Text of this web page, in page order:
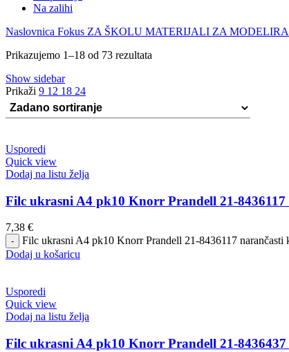
Na zalihi
Naslovnica Fokus ZA ŠKOLU MATERIJALI ZA
Prikazujemo 1–18 od 73 rezultata
Show sidebar
Prikaži 9 12 18 24
Usporedi
Quick view
Dodaj na listu želja
Filc ukrasni A4 pk10 Knorr Prandell 21-8436117
7,38 €
Filc ukrasni A4 pk10 Knorr Prandell 21-8436117 narančasti
Dodaj u košaricu
Usporedi
Quick view
Dodaj na listu želja
Filc ukrasni A4 pk10 Knorr Prandell 21-8436437